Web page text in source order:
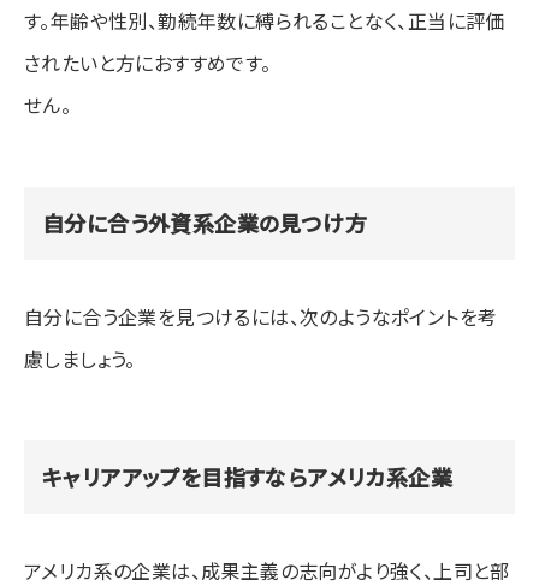
す。年齢や性別、勤続年数に縛られることなく、正当に評価
されたいと方におすすめです。
せん。
自分に合う外資系企業の見つけ方
自分に合う企業を見つけるには、次のようなポイントを考
慮しましょう。
キャリアアップを目指すならアメリカ系企業
アメリカ系の企業は、成果主義の志向がより強く、上司と部